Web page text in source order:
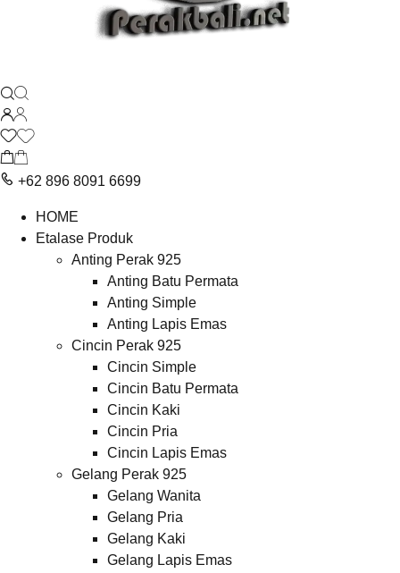
+62 896 8091 6699
HOME
Etalase Produk
Anting Perak 925
Anting Batu Permata
Anting Simple
Anting Lapis Emas
Cincin Perak 925
Cincin Simple
Cincin Batu Permata
Cincin Kaki
Cincin Pria
Cincin Lapis Emas
Gelang Perak 925
Gelang Wanita
Gelang Pria
Gelang Kaki
Gelang Lapis Emas